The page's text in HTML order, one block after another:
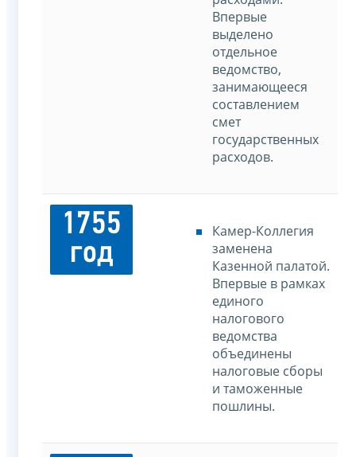
Впервые
выделено
отдельное
ведомство,
занимающееся
составлением
смет
государственных
расходов.
1755
год
Камер-Коллегия
заменена
Казенной палатой.
Впервые в рамках
единого
налогового
ведомства
объединены
налоговые сборы
и таможенные
пошлины.